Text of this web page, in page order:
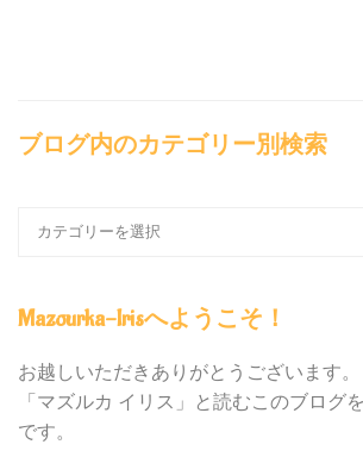
ブログ内のカテゴリー別検索
の
テ
ゴ
ー
Mazourka-Irisへようこそ！
お越しいただきありがとうございます。
「マズルカ イリス」と読むこのブログ
です。